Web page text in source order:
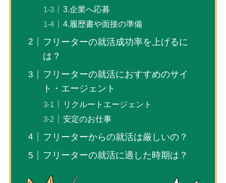
3.企業へ応募
4.履歴書や面接の準備
フリーターの就活成功率を上げるに
は？
フリーターの就活におすすめのサイ
ト・エージェント
リクルートエージェント
安定のお仕事
フリーターからの就活は厳しいの？
フリーターの就活に適した時期は？